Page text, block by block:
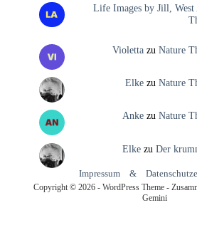
Life Images by Jill, West
Violettazu Nature
Elkezu Nature
Ankezu Nature
Elkezu Der
Impressum &
Copyright © 2026 - WordPress Theme -
Gemini